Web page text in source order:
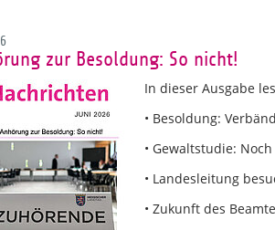
zur Besoldung: So nicht!
In dieser Ausgabe
• Besoldung:
• Gewaltstudie:
• Landesleitung
• Zukunft des